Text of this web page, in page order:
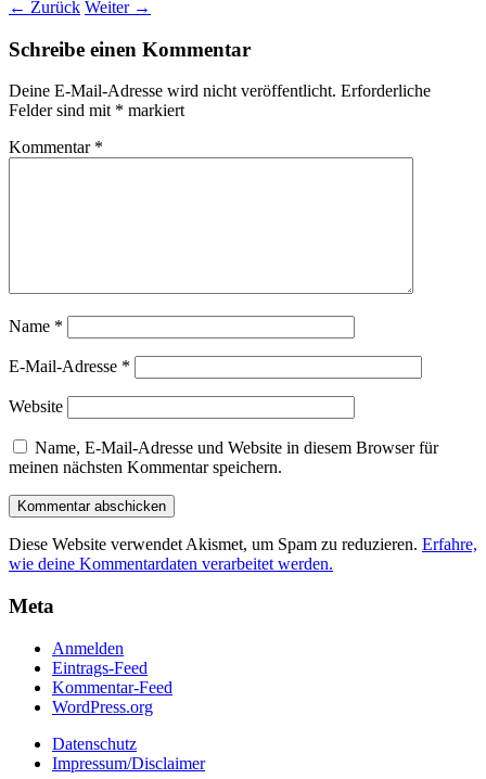
← Zurück Weiter →
Schreibe einen Kommentar
Deine E-Mail-Adresse wird nicht veröffentlicht. Erforderliche
Felder sind mit * markiert
Kommentar *
Name *
E-Mail-Adresse *
Website
Name, E-Mail-Adresse und Website in diesem Browser für
meinen nächsten Kommentar speichern.
Diese Website verwendet Akismet, um Spam zu reduzieren. Erfahre,
wie deine Kommentardaten verarbeitet werden.
Meta
Anmelden
Eintrags-Feed
Kommentar-Feed
WordPress.org
Datenschutz
Impressum/Disclaimer